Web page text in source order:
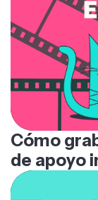
Cómo
de apoyo